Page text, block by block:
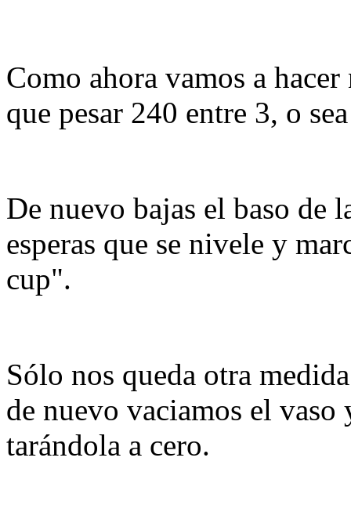
Como ahora vamos a
que pesar 240 entre 3, o
De nuevo bajas el baso de
esperas que se nivele y
cup".
Sólo nos queda otra
de nuevo vaciamos el
tarándola a cero.